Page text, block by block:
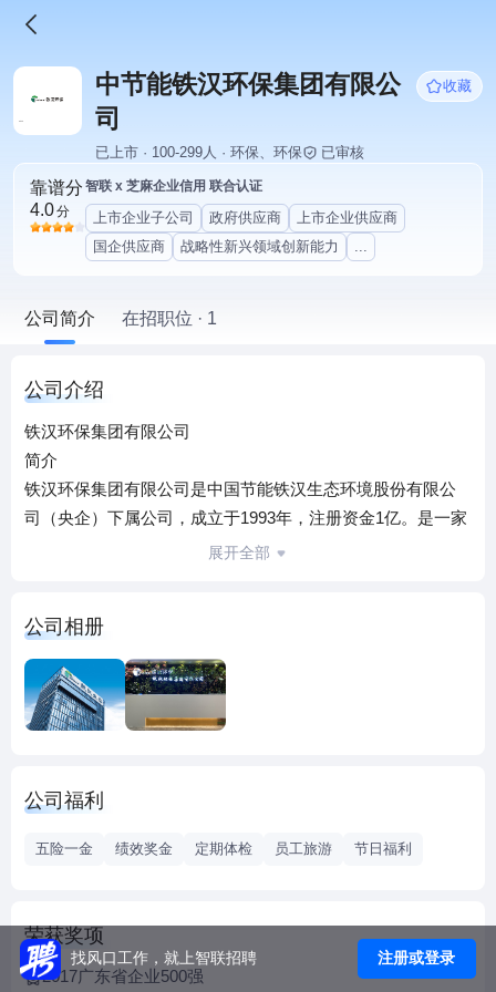
中节能铁汉环保集团有限公
司
收藏
已上市 · 100-299人 · 环保、环保 已审核
靠谱分
4.0分
智联 x 芝麻企业信用 联合认证
上市企业子公司 政府供应商
上市企业供应商
国企供应商
战略性新兴领域创新能力 ...
公司简介 在招职位 · 1
公司介绍
铁汉环保集团有限公司
简介
铁汉环保集团有限公司是中国节能铁汉生态环境股份有限公
司（央企）下属公司，成立于1993年，注册资金1亿。是一家
提供环保、节能及监测服务全程解决方案的高新科技公司，
理、环保验收服务、环保产品的生产和销售，节能项目的咨
询、节能工程的设计、施工、节能产品的生产和销售，清洁
生产审核依托单位。 公司拥有一支较强的专业技术队伍，
90%以上人员为大学本科以上学历，多年从事相关专业，具有
重高新技术的开发和应用，1997年成立了环境因子实验室，
技术在广州石化应用获得成功，该技术达到世界先进水平，
国内首次应用于大规模装置。 公司已通过ISO国际质量/环境
展开全部
公司相册
公司福利
五险一金 绩效奖金 定期体检 员工旅游 节日福利
荣获奖项
2017广东省企业500强
找风口工作，就上智联招聘 注册或登录